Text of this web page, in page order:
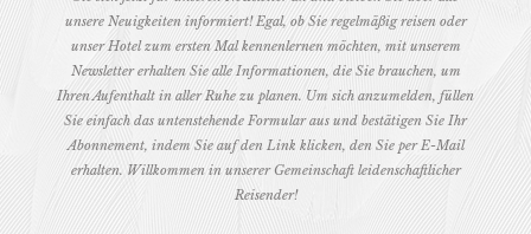
unsere Neuigkeiten informiert! Egal, ob Sie regelmäßig reisen oder
unser Hotel zum ersten Mal kennenlernen möchten, mit unserem
Newsletter erhalten Sie alle Informationen, die Sie brauchen, um
Ihren Aufenthalt in aller Ruhe zu planen. Um sich anzumelden, füllen
Sie einfach das untenstehende Formular aus und bestätigen Sie Ihr
Abonnement, indem Sie auf den Link klicken, den Sie per E-Mail
erhalten. Willkommen in unserer Gemeinschaft leidenschaftlicher
Reisender!